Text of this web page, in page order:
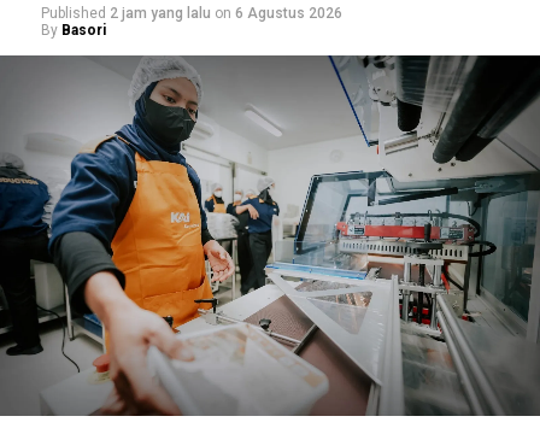
Published 2 jam yang lalu on 6 Agustus 2026
By Basori